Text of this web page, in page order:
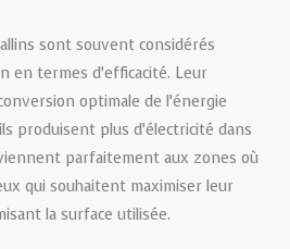
sont souvent considérés
en termes d’efficacité. Leur
optimale de l’énergie
produisent plus d’électricité dans
parfaitement aux zones où
qui souhaitent maximiser leur
la surface utilisée.